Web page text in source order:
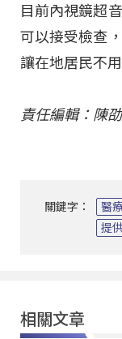
目前內視鏡超
可以接受檢查
讓在地居民不
責任編輯：陳
關鍵字： 醫
提
相關文章